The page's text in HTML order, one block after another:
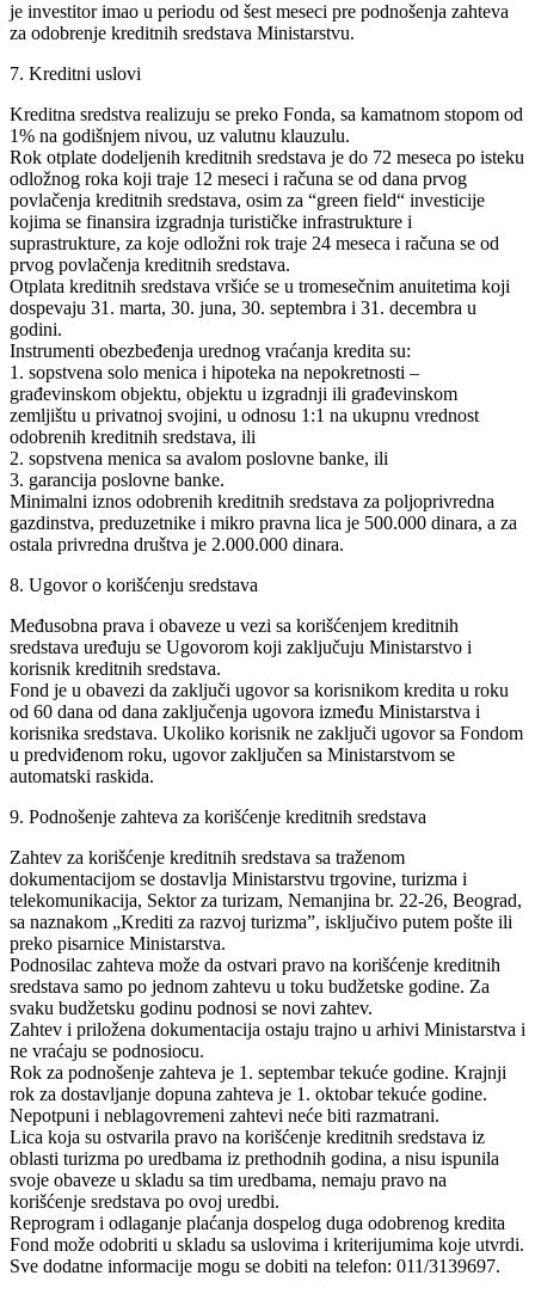
je investitor imao u periodu od šest meseci pre podnošenja zahteva
za odobrenje kreditnih sredstava Ministarstvu.
7. Kreditni uslovi
Kreditna sredstva realizuju se preko Fonda, sa kamatnom stopom od
1% na godišnjem nivou, uz valutnu klauzulu.
Rok otplate dodeljenih kreditnih sredstava je do 72 meseca po isteku
odložnog roka koji traje 12 meseci i računa se od dana prvog
povlačenja kreditnih sredstava, osim za “green field“ investicije
kojima se finansira izgradnja turističke infrastrukture i
suprastrukture, za koje odložni rok traje 24 meseca i računa se od
prvog povlačenja kreditnih sredstava.
Otplata kreditnih sredstava vršiće se u tromesečnim anuitetima koji
dospevaju 31. marta, 30. juna, 30. septembra i 31. decembra u
godini.
Instrumenti obezbeđenja urednog vraćanja kredita su:
1. sopstvena solo menica i hipoteka na nepokretnosti –
građevinskom objektu, objektu u izgradnji ili građevinskom
zemljištu u privatnoj svojini, u odnosu 1:1 na ukupnu vrednost
odobrenih kreditnih sredstava, ili
2. sopstvena menica sa avalom poslovne banke, ili
3. garancija poslovne banke.
Minimalni iznos odobrenih kreditnih sredstava za poljoprivredna
gazdinstva, preduzetnike i mikro pravna lica je 500.000 dinara, a za
ostala privredna društva je 2.000.000 dinara.
8. Ugovor o korišćenju sredstava
Međusobna prava i obaveze u vezi sa korišćenjem kreditnih
sredstava uređuju se Ugovorom koji zaključuju Ministarstvo i
korisnik kreditnih sredstava.
Fond je u obavezi da zaključi ugovor sa korisnikom kredita u roku
od 60 dana od dana zaključenja ugovora između Ministarstva i
korisnika sredstava. Ukoliko korisnik ne zaključi ugovor sa Fondom
u predviđenom roku, ugovor zaključen sa Ministarstvom se
automatski raskida.
9. Podnošenje zahteva za korišćenje kreditnih sredstava
Zahtev za korišćenje kreditnih sredstava sa traženom
dokumentacijom se dostavlja Ministarstvu trgovine, turizma i
telekomunikacija, Sektor za turizam, Nemanjina br. 22-26, Beograd,
sa naznakom „Krediti za razvoj turizma”, isključivo putem pošte ili
preko pisarnice Ministarstva.
Podnosilac zahteva može da ostvari pravo na korišćenje kreditnih
sredstava samo po jednom zahtevu u toku budžetske godine. Za
svaku budžetsku godinu podnosi se novi zahtev.
Zahtev i priložena dokumentacija ostaju trajno u arhivi Ministarstva i
ne vraćaju se podnosiocu.
Rok za podnošenje zahteva je 1. septembar tekuće godine. Krajnji
rok za dostavljanje dopuna zahteva je 1. oktobar tekuće godine.
Nepotpuni i neblagovremeni zahtevi neće biti razmatrani.
Lica koja su ostvarila pravo na korišćenje kreditnih sredstava iz
oblasti turizma po uredbama iz prethodnih godina, a nisu ispunila
svoje obaveze u skladu sa tim uredbama, nemaju pravo na
korišćenje sredstava po ovoj uredbi.
Reprogram i odlaganje plaćanja dospelog duga odobrenog kredita
Fond može odobriti u skladu sa uslovima i kriterijumima koje utvrdi.
Sve dodatne informacije mogu se dobiti na telefon: 011/3139697.